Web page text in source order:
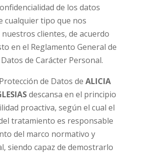
de los datos
cualquier tipo que nos
clientes, de acuerdo
en el Reglamento General de
de Carácter Personal.
de Datos de ALICIA
descansa en el principio
proactiva, según el cual el
tratamiento es responsable
del marco normativo y
siendo capaz de demostrarlo